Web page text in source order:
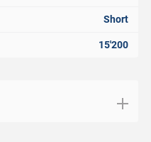
Short
15'200